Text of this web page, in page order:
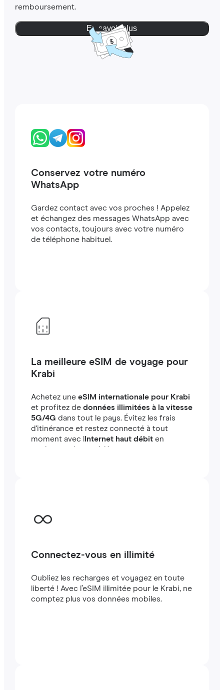
remboursement.
En savoir plus
Conservez votre numéro
WhatsApp
Gardez contact avec vos proches ! Appelez
et échangez des messages WhatsApp avec
vos contacts, toujours avec votre numéro
de téléphone habituel.
La meilleure eSIM de voyage pour
Krabi
Achetez une eSIM internationale pour Krabi
et profitez de données illimitées à la vitesse
5G/4G dans tout le pays. Évitez les frais
d'itinérance et restez connecté à tout
moment avec l
Internet haut débiten
quelques minutes à létranger, que vous
Connectez-vous en illimité
Oubliez les recharges et voyagez en toute
liberté ! Avec l’eSIM illimitée pour le Krabi, ne
comptez plus vos données mobiles.